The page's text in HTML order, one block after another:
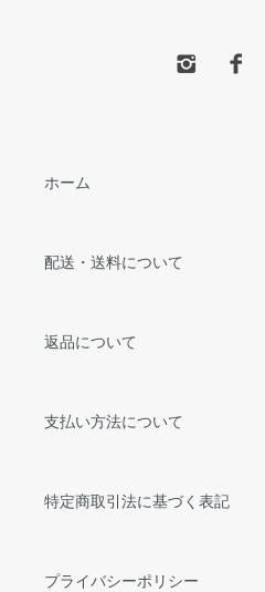
ホーム
配送・送料について
返品について
支払い方法について
特定商取引法に基づく表記
プライバシーポリシー